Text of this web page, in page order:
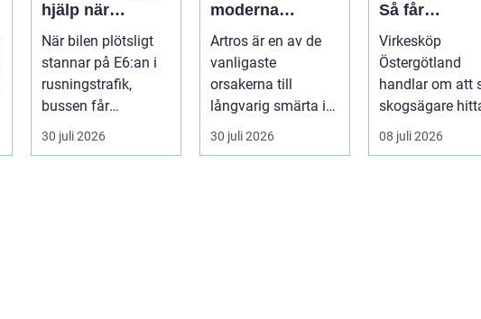
hjälp när
fordonet stannar
När bilen plötsligt
stannar på E6:an i
rusningstrafik,
bussen får
motorhaveri vid
30 juli 2026
moderna
möjligheter för
mindre smärta
och mer rörelse
Artros är en av de
vanligaste
orsakerna till
långvarig smärta i
leder hos vuxna i
30 juli 2026
Så får
skogsägaren
mer av sin
Virkesköp
Östergötland
handlar om att
skogsägare
rätt köpare...
08 juli 2026